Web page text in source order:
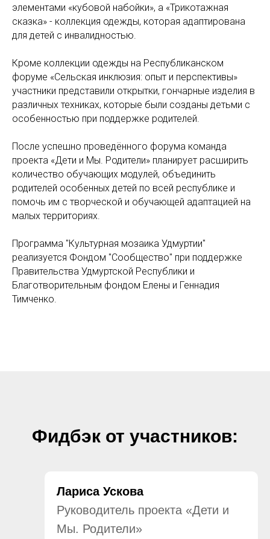
элементами «кубовой набойки», а «Трикотажная
сказка» - коллекция одежды, которая адаптирована
для детей с инвалидностью.
Кроме коллекции одежды на Республиканском
форуме «Сельская инклюзия: опыт и перспективы»
участники представили открытки, гончарные изделия в
различных техниках, которые были созданы детьми с
особенностью при поддержке родителей.
После успешно проведённого форума команда
проекта «Дети и Мы. Родители» планирует расширить
количество обучающих модулей, объединить
родителей особенных детей по всей республике и
помочь им с творческой и обучающей адаптацией на
малых территориях.
Программа "Культурная мозаика Удмуртии"
реализуется Фондом "Сообщество" при поддержке
Правительства Удмуртской Республики и
Благотворительным фондом Елены и Геннадия
Тимченко.
Фидбэк от участников:
Лариса Ускова
Руководитель проекта «Дети и
Мы. Родители»